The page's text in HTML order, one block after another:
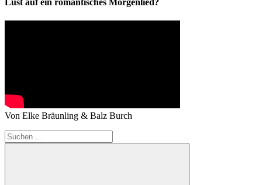
Lust auf ein romantisches Morgenlied?
Von Elke Bräunling & Balz Burch
Suchen
nach: